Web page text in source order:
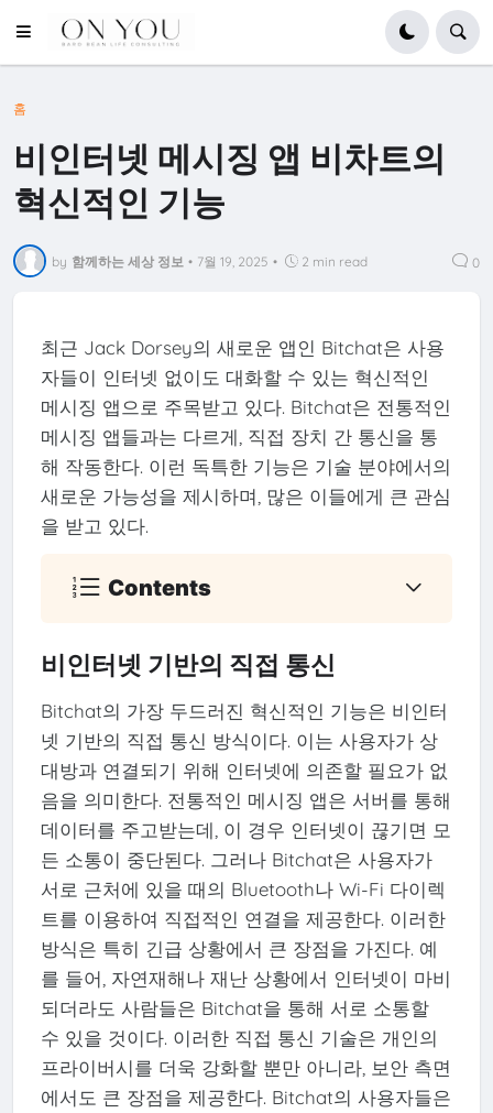
홈
비인터넷 메시징 앱 비차트의
혁신적인 기능
by 함께하는 세상 정보 • 7월 19, 2025 • 2 min read 0
최근 Jack Dorsey의 새로운 앱인 Bitchat은 사용
자들이 인터넷 없이도 대화할 수 있는 혁신적인
메시징 앱으로 주목받고 있다. Bitchat은 전통적인
메시징 앱들과는 다르게, 직접 장치 간 통신을 통
해 작동한다. 이런 독특한 기능은 기술 분야에서의
새로운 가능성을 제시하며, 많은 이들에게 큰 관심
을 받고 있다.
Contents
비인터넷 기반의 직접 통신
Bitchat의 가장 두드러진 혁신적인 기능은 비인터
넷 기반의 직접 통신 방식이다. 이는 사용자가 상
대방과 연결되기 위해 인터넷에 의존할 필요가 없
음을 의미한다. 전통적인 메시징 앱은 서버를 통해
데이터를 주고받는데, 이 경우 인터넷이 끊기면 모
든 소통이 중단된다. 그러나 Bitchat은 사용자가
서로 근처에 있을 때의 Bluetooth나 Wi-Fi 다이렉
트를 이용하여 직접적인 연결을 제공한다. 이러한
방식은 특히 긴급 상황에서 큰 장점을 가진다. 예
를 들어, 자연재해나 재난 상황에서 인터넷이 마비
되더라도 사람들은 Bitchat을 통해 서로 소통할
수 있을 것이다. 이러한 직접 통신 기술은 개인의
프라이버시를 더욱 강화할 뿐만 아니라, 보안 측면
에서도 큰 장점을 제공한다. Bitchat의 사용자들은